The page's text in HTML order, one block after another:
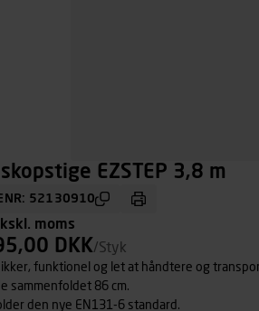
EZSTEP 3,8 m
52130910
moms
DKK/Styk
funktionel og let at håndtere og
sammenfoldet 86 cm.
den nye EN131-6 standard.